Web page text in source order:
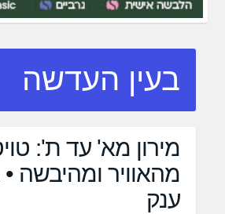
בעין העדשה
מירון מא' עד ת':
מהאוויר ומהיבשה •
ענק